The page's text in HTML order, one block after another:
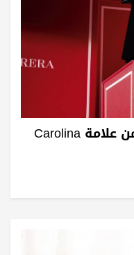
عطر Bad Boy Cobalt Elixir من علامة Carolina